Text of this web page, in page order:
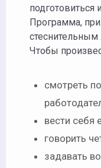
Программа,
Чтобы
смотреть
вести себя
говорить
задавать